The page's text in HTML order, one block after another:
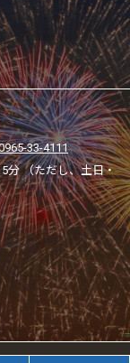
33-4111
分 （ただし、土日・